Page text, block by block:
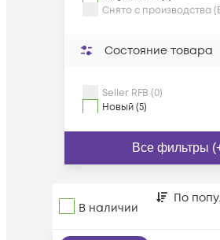
Снято с производства
Состояние товара
Seller RFB (0)
Новый (5)
Все фильтры
В наличии
По